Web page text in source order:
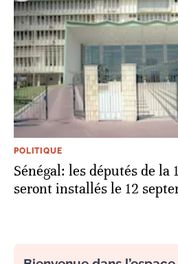
POLITIQUE
Sénégal: les députés de la
seront installés le 12